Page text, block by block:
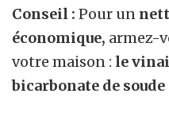
Conseil : Pour un
économique, armez-
votre maison : le
bicarbonate de